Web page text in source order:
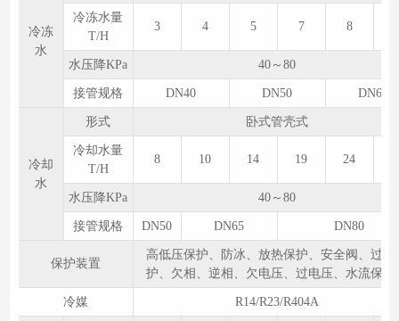
冷冻
水
冷冻水量
T/H
3 4 5 7 8
水压降KPa 40～80
接管规格 DN40 DN50 DN65
冷却
水
形式 卧式管壳式
冷却水量
T/H
8 10 14 19 24
水压降KPa 40～80
接管规格 DN50 DN65 DN80
保护装置
高低压保护、防冰、放热保护、安全阀、过载
护、欠相、逆相、欠电压、过电压、水流保护
冷媒 R14/R23/R404A